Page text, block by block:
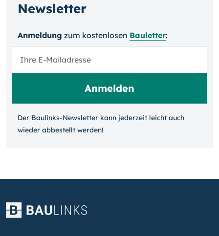
Newsletter
Anmeldung zum kosten­losen Bauletter:
Der Baulinks-Newsletter kann jeder­zeit leicht auch
wieder ab­bestellt werden!